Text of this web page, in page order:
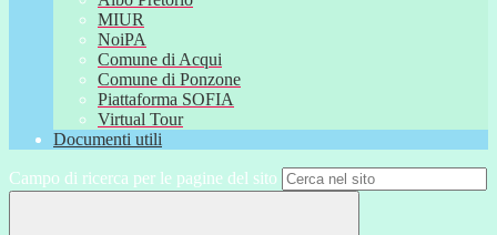
MIUR
NoiPA
Comune di Acqui
Comune di Ponzone
Piattaforma SOFIA
Virtual Tour
Documenti utili
Campo di ricerca per le pagine del sito